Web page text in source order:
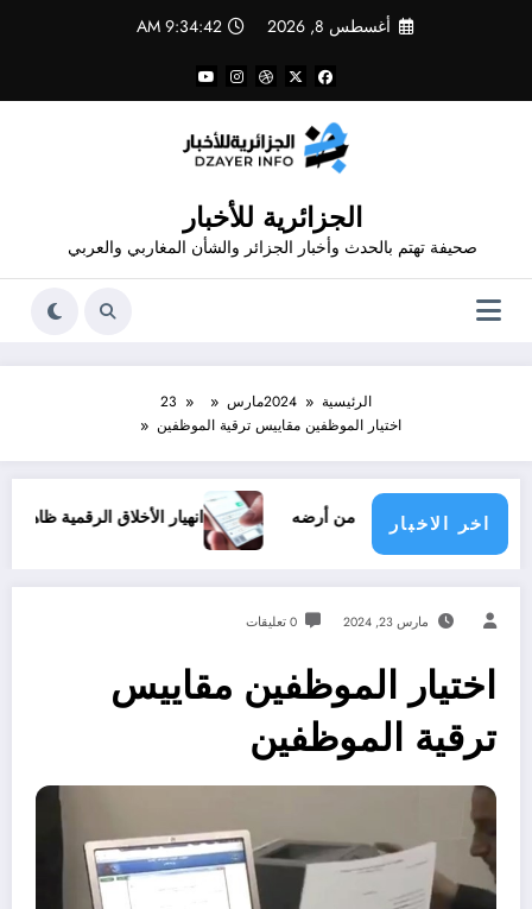
أغسطس 8, 2026 9:34:42 AM
الجزائرية للأخبار
صحيفة تهتم بالحدث وأخبار الجزائر والشأن المغاربي والعربي
الرئيسية 2024مارس
23
اختيار الموظفين مقاييس ترقية الموظفين
اخر الاخبار
الفلسطيني من أرضه انهيار الأخلاق الرقمية ظاهرة الشتائم
مارس 23, 2024 0 تعليقات
اختيار الموظفين مقاييس
ترقية الموظفين